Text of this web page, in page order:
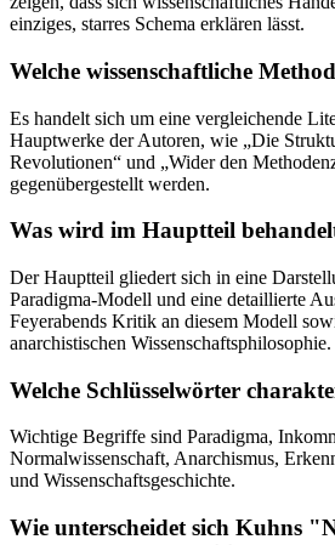
einziges, starres Schema erklären lässt.
Welche wissenschaftliche
Es handelt sich um eine vergleichende
Hauptwerke der Autoren, wie „Die
Revolutionen“ und „Wider den
gegenübergestellt werden.
Was wird im Hauptteil
Der Hauptteil gliedert sich in eine
Paradigma-Modell und eine detaillierte
Feyerabends Kritik an diesem Modell
anarchistischen Wissenschaftsphilosophie.
Welche Schlüsselwörter
Wichtige Begriffe sind Paradigma,
Normalwissenschaft, Anarchismus,
und Wissenschaftsgeschichte.
Wie unterscheidet sich Kuhns